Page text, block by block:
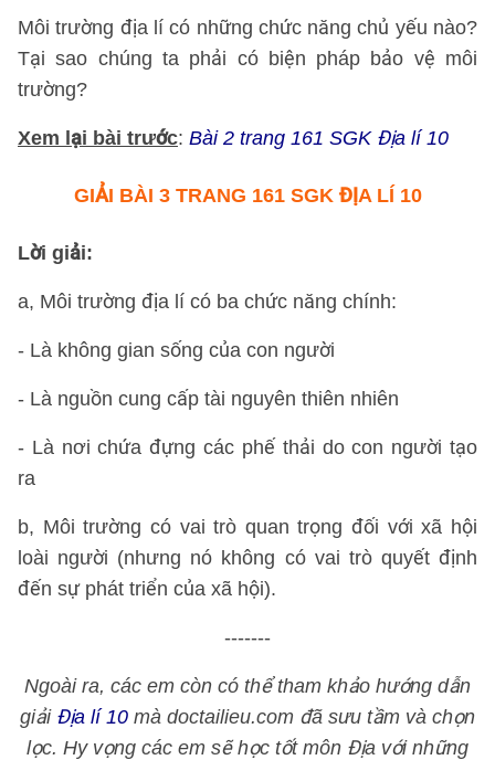
Môi trường địa lí có những chức năng chủ yếu nào?
Tại sao chúng ta phải có biện pháp bảo vệ môi
trường?
Xem lại bài trước: Bài 2 trang 161 SGK Địa lí 10
GIẢI BÀI 3 TRANG 161 SGK ĐỊA LÍ 10
Lời giải:
a, Môi trường địa lí có ba chức năng chính:
- Là không gian sống của con người
- Là nguồn cung cấp tài nguyên thiên nhiên
- Là nơi chứa đựng các phế thải do con người tạo
ra
b, Môi trường có vai trò quan trọng đối với xã hội
loài người (nhưng nó không có vai trò quyết định
đến sự phát triển của xã hội).
-------
Ngoài ra, các em còn có thể tham khảo hướng dẫn
giải Địa lí 10 mà doctailieu.com đã sưu tầm và chọn
lọc. Hy vọng các em sẽ học tốt môn Địa với những